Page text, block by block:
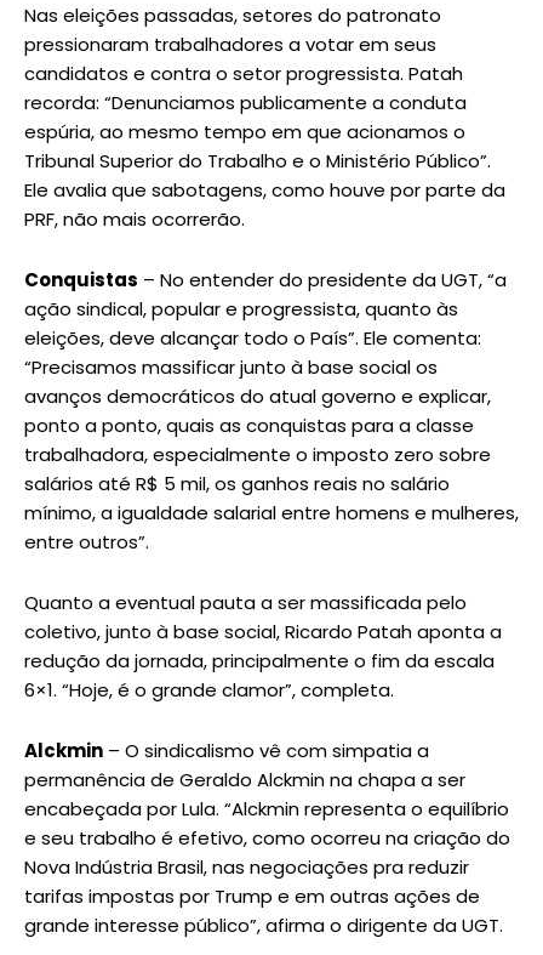
Nas eleições passadas, setores do patronato
pressionaram trabalhadores a votar em seus
candidatos e contra o setor progressista. Patah
recorda: “Denunciamos publicamente a conduta
espúria, ao mesmo tempo em que acionamos o
Tribunal Superior do Trabalho e o Ministério Público”.
Ele avalia que sabotagens, como houve por parte da
PRF, não mais ocorrerão.
Conquistas – No entender do presidente da UGT, “a
ação sindical, popular e progressista, quanto às
eleições, deve alcançar todo o País”. Ele comenta:
“Precisamos massificar junto à base social os
avanços democráticos do atual governo e explicar,
ponto a ponto, quais as conquistas para a classe
trabalhadora, especialmente o imposto zero sobre
salários até R$ 5 mil, os ganhos reais no salário
mínimo, a igualdade salarial entre homens e mulheres,
entre outros”.
Quanto a eventual pauta a ser massificada pelo
coletivo, junto à base social, Ricardo Patah aponta a
redução da jornada, principalmente o fim da escala
6×1. “Hoje, é o grande clamor”, completa.
Alckmin – O sindicalismo vê com simpatia a
permanência de Geraldo Alckmin na chapa a ser
encabeçada por Lula. “Alckmin representa o equilíbrio
e seu trabalho é efetivo, como ocorreu na criação do
Nova Indústria Brasil, nas negociações pra reduzir
tarifas impostas por Trump e em outras ações de
grande interesse público”, afirma o dirigente da UGT.